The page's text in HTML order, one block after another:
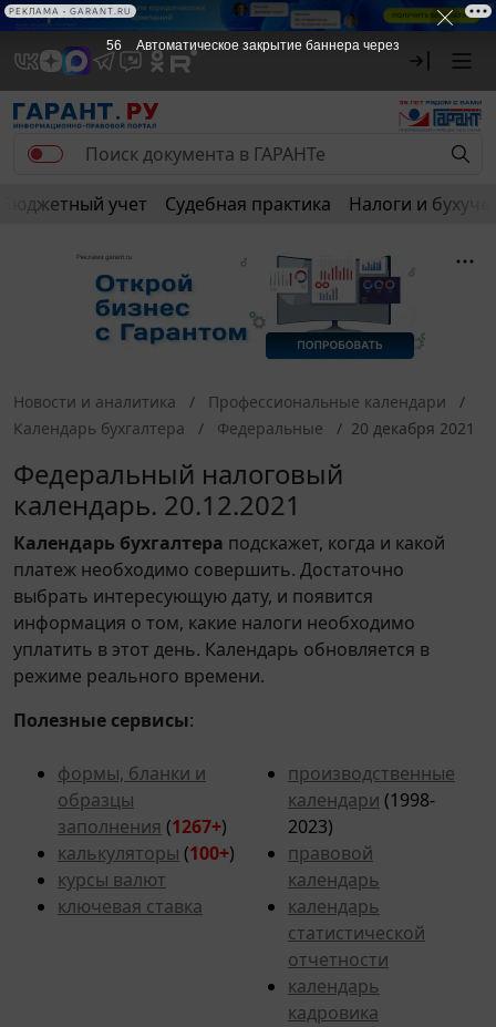
РЕКЛАМА
Бюджетный учет Судебная практика Налоги и
Новости и аналитика
Профессиональные календари
Календарь бухгалтера
Федеральные 20 декабря 2021
Федеральный налоговый
календарь. 20.12.2021
Календарь бухгалтера подскажет, когда и какой
платеж необходимо совершить. Достаточно
выбрать интересующую дату, и появится
информация о том, какие налоги необходимо
уплатить в этот день. Календарь обновляется в
режиме реального времени.
Полезные сервисы:
формы, бланки и
образцы
заполнения (1267+)
калькуляторы (100+)
курсы валют
ключевая ставка
производственные
календари (1998-
2023)
правовой
календарь
календарь
статистической
отчетности
календарь
кадровика
56 Автоматическое закрытие баннера через
РЕКЛАМА • GARANT.RU